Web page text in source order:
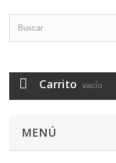
Carrito vacío
MENÚ